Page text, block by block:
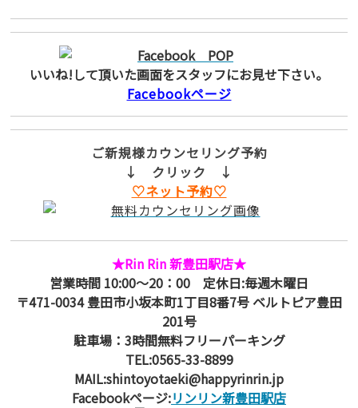
いいね!して頂いた画面をスタッフにお見せ下さい。
Facebookページ
ご新規様カウンセリング予約
↓ クリック ↓
♡ネット予約♡
★Rin Rin 新豊田駅店★
営業時間 10:00～20：00 定休日:毎週木曜日
〒471-0034 豊田市小坂本町1丁目8番7号 ベルトピア豊田
201号
駐車場：3時間無料フリーパーキング
TEL:0565-33-8899
MAIL:shintoyotaeki@happyrinrin.jp
Facebookページ:リンリン新豊田駅店